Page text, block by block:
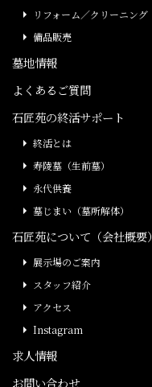
リフォーム／クリーニング
備品販売
墓地情報
よくあるご質問
石匠苑の終活サポート
終活とは
寿陵墓（生前墓）
永代供養
墓じまい（墓所解体）
石匠苑について（会社概要）
展示場のご案内
スタッフ紹介
アクセス
Instagram
求人情報
お問い合わせ